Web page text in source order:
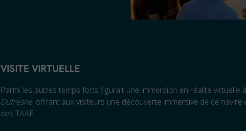
VISITE VIRTUELLE
Parmi les autres temps forts figurait une immersion en réalité virtuelle
Dufresne, offrant aux visiteurs une découverte immersive de ce navire
des TAAF.